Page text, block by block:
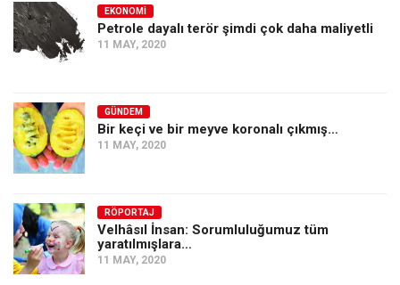
EKONOMI
Petrole dayalı terör şimdi çok daha maliyetli
11 MAY, 2020
GÜNDEM
Bir keçi ve bir meyve koronalı çıkmış…
11 MAY, 2020
RÖPORTAJ
Velhâsıl İnsan: Sorumluluğumuz tüm
yaratılmışlara…
11 MAY, 2020